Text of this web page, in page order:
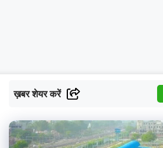
ख़बर शेयर करें